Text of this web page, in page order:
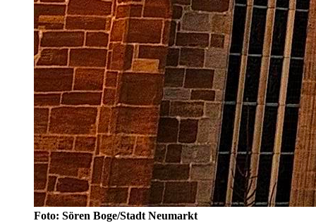
Foto: Sören Boge/Stadt Neumarkt